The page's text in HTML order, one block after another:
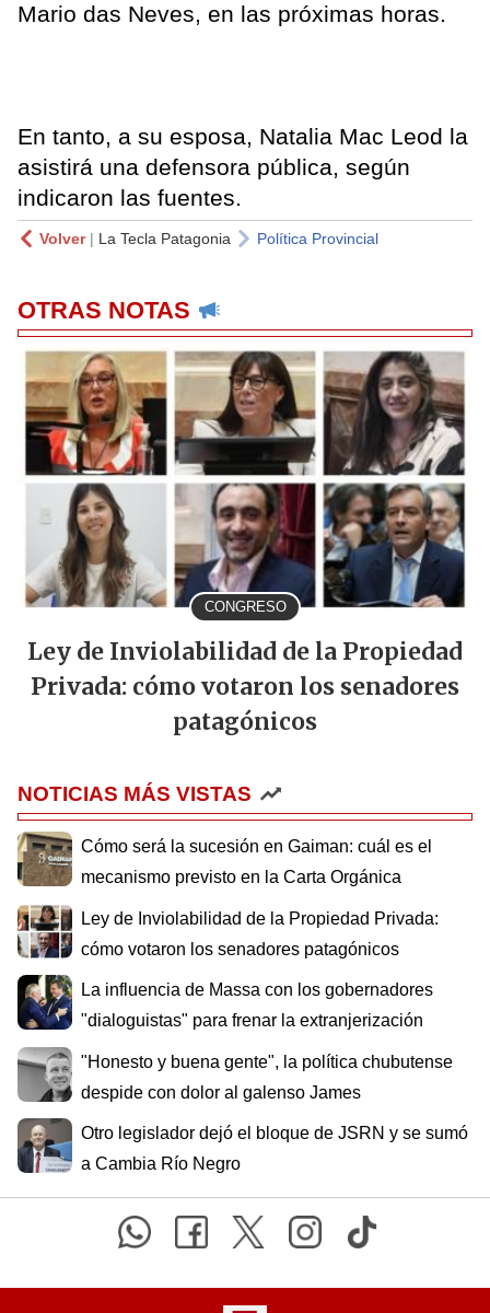
Mario das Neves, en las próximas horas.
En tanto, a su esposa, Natalia Mac Leod la
asistirá una defensora pública, según
indicaron las fuentes.
Volver| La Tecla Patagonia Política Provincial
OTRAS NOTAS
CONGRESO
Ley de Inviolabilidad de la Propiedad
Privada: cómo votaron los senadores
patagónicos
NOTICIAS MÁS VISTAS
Cómo será la sucesión en Gaiman: cuál es el
mecanismo previsto en la Carta Orgánica
Ley de Inviolabilidad de la Propiedad Privada:
cómo votaron los senadores patagónicos
La influencia de Massa con los gobernadores
"dialoguistas" para frenar la extranjerización
"Honesto y buena gente", la política chubutense
despide con dolor al galenso James
Otro legislador dejó el bloque de JSRN y se sumó
a Cambia Río Negro